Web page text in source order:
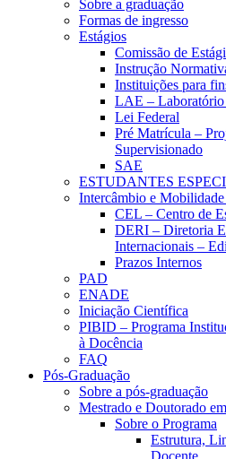
Sobre a graduação
Formas de ingresso
Estágios
Comissão de
Instrução
Instituições para
LAE – Laboratório
Lei Federal
Pré Matrícula –
Supervisionado
SAE
ESTUDANTES
Intercâmbio e
CEL – Centro de
DERI – Diretoria
Internacionais –
Prazos Internos
PAD
ENADE
Iniciação Científica
PIBID – Programa
à Docência
FAQ
Pós-Graduação
Sobre a pós-graduação
Mestrado e Doutorado
Sobre o Programa
Estrutura,
Docente